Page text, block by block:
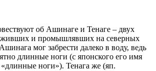
об Ашинаге и Тенаге – двух
живших и промышлявших на северных
мог забрести далеко в воду, ведь
длинные ноги (с японского его имя
«длинные ноги»). Тенага же (яп.